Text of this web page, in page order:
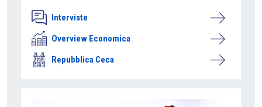
Interviste
Overview Economica
Repubblica Ceca